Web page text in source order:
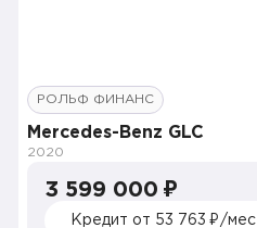
РОЛЬФ ФИНАНС
Mercedes-Benz GLC
2020
3 599 000 ₽
Кредит от 53 763 ₽/мес